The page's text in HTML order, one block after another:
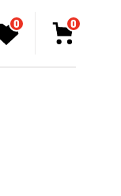
0 0